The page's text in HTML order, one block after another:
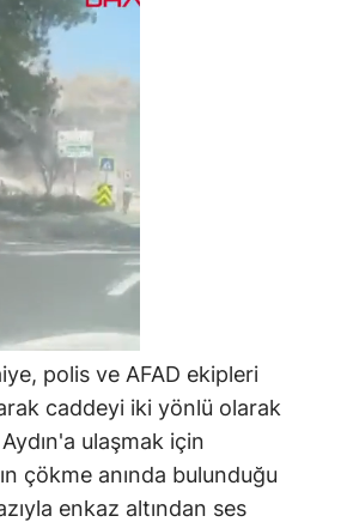
polis ve AFAD ekipleri
caddeyi iki yönlü olarak
ulaşmak için
çökme anında bulunduğu
enkaz altından ses